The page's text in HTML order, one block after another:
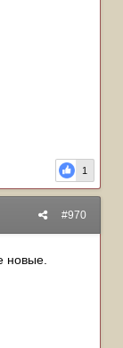
1
#970
новые.